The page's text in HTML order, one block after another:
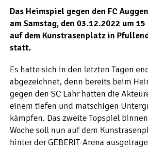
Das Heimspiel gegen den FC
am Samstag, den 03.12.2022 um 15
auf dem Kunstrasenplatz in
statt.
Es hatte sich in den letzten Tagen
abgezeichnet, denn bereits beim
gegen den SC Lahr hatten die
einem tiefen und matschigen
kämpfen. Das zweite Topspiel
Woche soll nun auf dem
hinter der GEBERIT-Arena